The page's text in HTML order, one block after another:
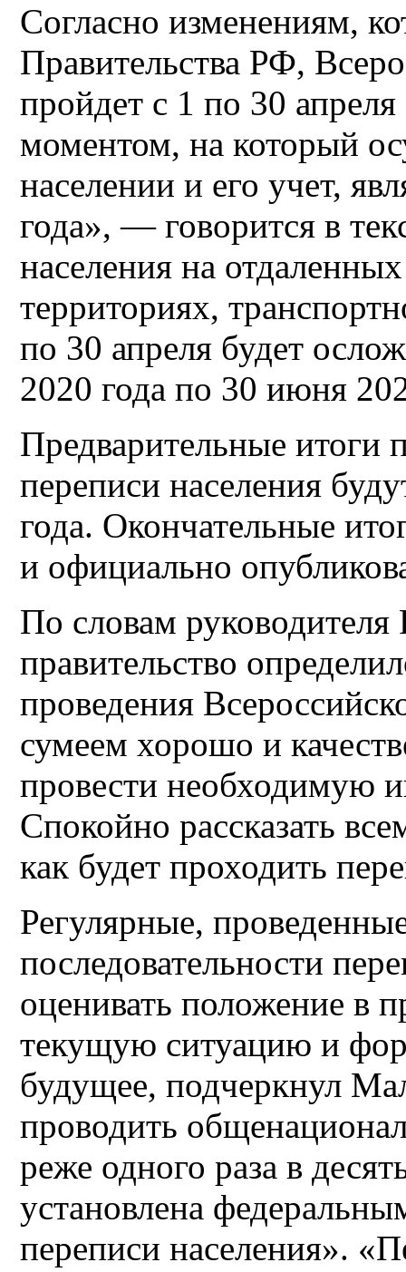
Согласно изменениям,
Правительства РФ,
пройдет с 1 по 30
моментом, на который
населении и его учет,
года», — говорится в
населения на
территориях,
по 30 апреля будет
2020 года по 30 июня
Предварительные итоги
переписи населения
года. Окончательные
и официально
По словам руководителя
правительство
проведения
сумеем хорошо и
провести необходимую
Спокойно рассказать
как будет проходить
Регулярные,
последовательности
оценивать положение в
текущую ситуацию и
будущее, подчеркнул
проводить
реже одного раза в
установлена
переписи населения».